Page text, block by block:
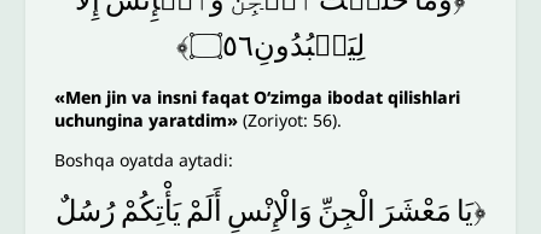
لِيَعۡبُدُونِ۝٥٦﴾
«Men jin va insni faqat O‘zimga ibodat qilishlari
uchungina yaratdim» (Zoriyot: 56).
Boshqa oyatda aytadi:
﴿يَا مَعْشَرَ الْجِنِّ وَالْإِنْسِ أَلَمْ يَأْتِكُمْ رُسُلٌ